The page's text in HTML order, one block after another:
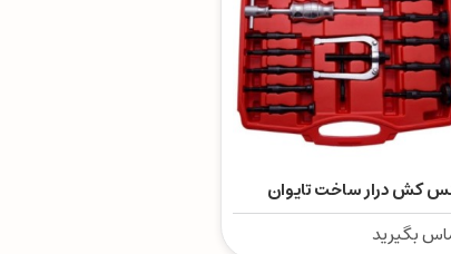
کش درار ساخت تایوان
بگیرید